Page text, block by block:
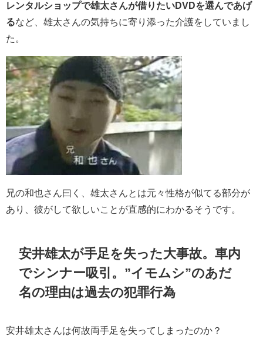
レンタルショップで雄太さんが借りたいDVDを選んであげ
るなど、雄太さんの気持ちに寄り添った介護をしていまし
た。
兄の和也さん曰く、雄太さんとは元々性格が似てる部分が
あり、彼がして欲しいことが直感的にわかるそうです。
安井雄太が手足を失った大事故。車内
でシンナー吸引。”イモムシ”のあだ
名の理由は過去の犯罪行為
安井雄太さんは何故両手足を失ってしまったのか？